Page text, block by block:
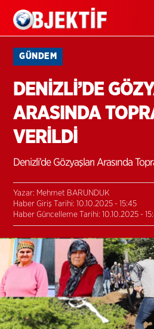
GÜNDEM
DENİZLİ’DE
ARASINDA
VERİLDİ
Denizli’de Gözyaşları Arasında
Yazar: Mehmet BARUNDUK
Haber Giriş Tarihi: 10.10.2025 - 15:45
Haber Güncelleme Tarihi: 10.10.2025 -